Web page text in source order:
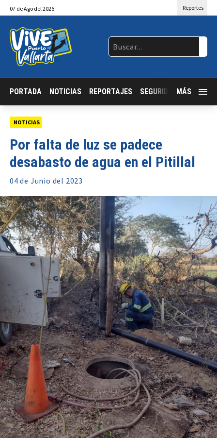
07 deAgo del 2026 Reportes
PORTADA NOTICIAS REPORTAJES SEGURIDAD JALISCO
MÁS
NOTICIAS
Por falta de luz se padece
desabasto de agua en el Pitillal
04 de Junio del 2023